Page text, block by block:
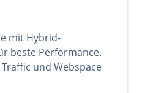
mit Hybrid-
beste Performance.
und Webspace